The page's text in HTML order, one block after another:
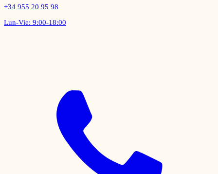
+34 955 20 95 98
Lun-Vie: 9:00-18:00